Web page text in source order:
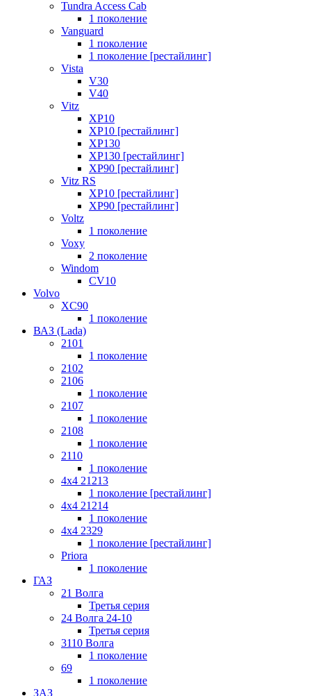
Tundra Access Cab
1 поколение
Vanguard
1 поколение
1 поколение [рестайлинг]
Vista
V30
V40
Vitz
XP10
XP10 [рестайлинг]
XP130
XP130 [рестайлинг]
XP90 [рестайлинг]
Vitz RS
XP10 [рестайлинг]
XP90 [рестайлинг]
Voltz
1 поколение
Voxy
2 поколение
Windom
СV10
Volvo
XC90
1 поколение
ВАЗ (Lada)
2101
1 поколение
2102
2106
1 поколение
2107
1 поколение
2108
1 поколение
2110
1 поколение
4x4 21213
1 поколение [рестайлинг]
4x4 21214
1 поколение
4x4 2329
1 поколение [рестайлинг]
Priora
1 поколение
ГАЗ
21 Волга
Третья серия
24 Волга 24-10
Третья серия
3110 Волга
1 поколение
69
1 поколение
ЗАЗ